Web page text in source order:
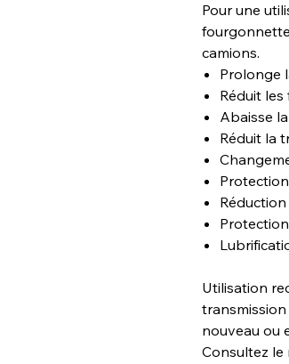
Pour une
camions.
Prolonge
Réduit
Abaisse
Réduit la
Utilisation
nouveau ou
Consultez le